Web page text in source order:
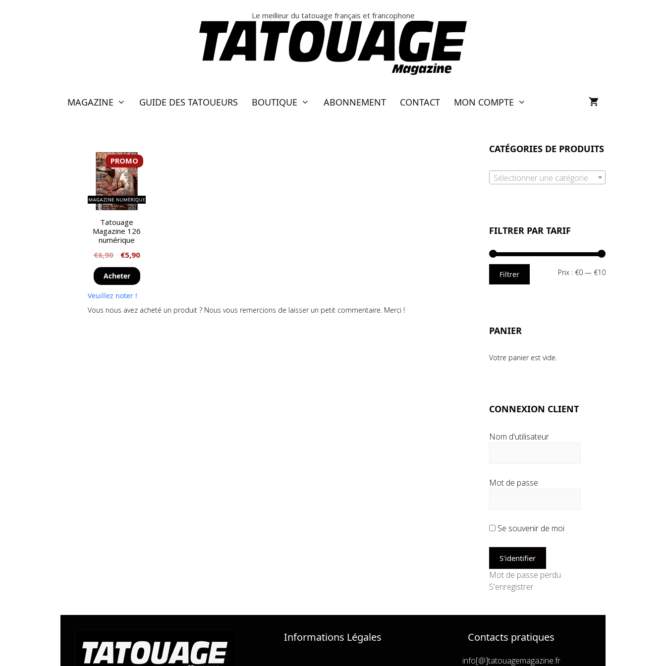
Le meilleur du tatouage français et francophone
MAGAZINE GUIDE DES TATOUEURS BOUTIQUE ABONNEMENT CONTACT MON COMPTE
PROMO
Tatouage
Magazine 126
numérique
€6,90 €5,90
Acheter
Veuillez noter !
Vous nous avez acheté un produit ? Nous vous remercions de laisser un petit commentaire. Merci !
CATÉGORIES DE PRODUITS
Sélectionner une catégorie
FILTRER PAR TARIF
Prix
Prix
Filtrer Prix : €0 — €10
PANIER
Votre panier est vide.
CONNEXION CLIENT
Nom d'utilisateur
Mot de passe
Se souvenir de moi
Mot de passe perdu
S'enregistrer
Informations Légales Contacts pratiques
info[@]tatouagemagazine.fr